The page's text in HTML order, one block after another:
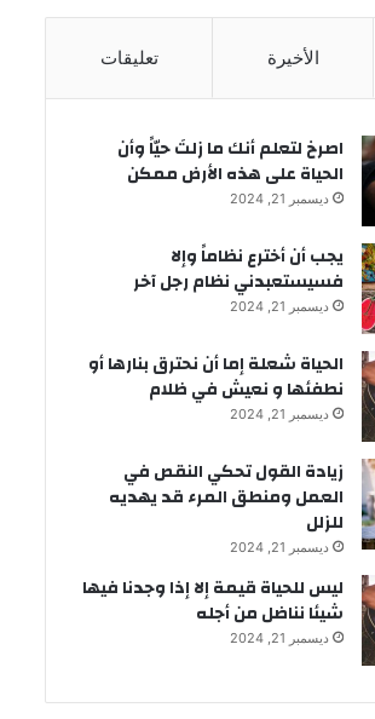
الأخيرة تعليقات
‫اصرخ لتعلم أنك ما زلتَ حيّاً وأن
الحياة على هذه الأرض ممكن
ديسمبر 21, 2024
يجب أن أخترع نظاماً وإلا
فسيستعبدني نظام رجل آخر
ديسمبر 21, 2024
الحياة شعلة إما أن نحترق بنارها أو
نطفئها و نعيش في ظلام
ديسمبر 21, 2024
زيادة القول تحكي النقص في
العمل ومنطق المرء قد يهديه
للزلل
ديسمبر 21, 2024
ليس للحياة قيمة إلا إذا وجدنا فيها
شيئا نناضل من أجله
ديسمبر 21, 2024